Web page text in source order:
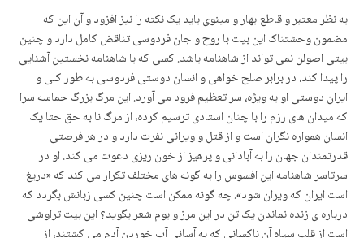
به نظر معتبر و قاطع بهار و مینوی باید یک نکته را نیز افزود و آن این که
مضمون وحشتناک این بیت با روح و جان فردوسی تناقض کامل دارد و چنین
بیتی اصولن نمی تواند از شاهنامه باشد. کسی که با شاهنامه نخستین آشنایی
را پیدا کند، در برابر صلح خواهی و انسان دوستی فردوسی به طور کلی و
ایران دوستی او به ویژه، سر تعظیم فرود می آورد. این مرگ بزرگ حماسه سرا
که میدان های رزم را با چنان استادی ترسیم کرده، از مرگ نا به حق حتا یک
انسان همواره نگران است و از قتل و ویرانی نفرت دارد و در هر فرصتی
قدرتمندان جهان را به آبادانی و پرهیز از خون ریزی دعوت می کند. او در
سرتاسر شاهنامه این افسوس را به گونه های مختلف تکرار می کند که «دریغ
است ایران که ویران شود». چه گونه ممکن است چنین کسی زبانش بگردد که
درباره ی زنده نماندن یک تن در این مرز و بوم شعر بگوید؟ این بیت تراوشی